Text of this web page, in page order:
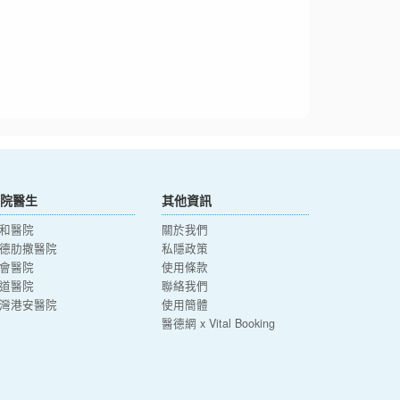
醫生
醫院
肋撒醫院
醫院
醫院
港安醫院
其他資訊
關於我們
私隱政策
使用條款
聯絡我們
使用簡體
醫德網 x Vital Booking